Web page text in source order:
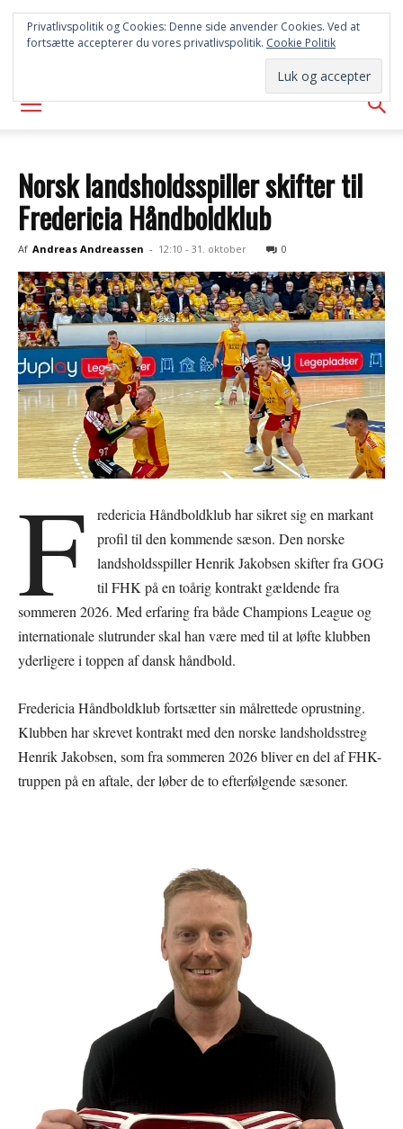
SYD
AVISEN
Norsk landsholdsspiller skifter til
Fredericia Håndboldklub
Af Andreas Andreassen - 12:10 - 31. oktober 0
F
redericia Håndboldklub har sikret sig en markant
profil til den kommende sæson. Den norske
landsholdsspiller Henrik Jakobsen skifter fra GOG
til FHK på en toårig kontrakt gældende fra
sommeren 2026. Med erfaring fra både Champions League og
internationale slutrunder skal han være med til at løfte klubben
yderligere i toppen af dansk håndbold.
Fredericia Håndboldklub fortsætter sin målrettede oprustning.
Klubben har skrevet kontrakt med den norske landsholdsstreg
Henrik Jakobsen, som fra sommeren 2026 bliver en del af FHK-
truppen på en aftale, der løber de to efterfølgende sæsoner.
Privatlivspolitik og Cookies: Denne side anvender Cookies. Ved at
fortsætte accepterer du vores privatlivspolitik. Cookie Politik